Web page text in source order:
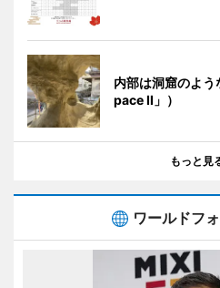
内部は洞窟のよ
pace II」）
もっと見
ワールドフ